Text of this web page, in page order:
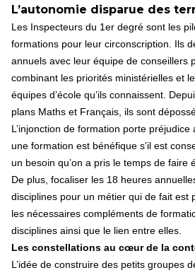
L’autonomie disparue des
Les Inspecteurs du 1er degré sont les
formations pour leur circonscription. Ils
annuels avec leur équipe de conseillers
combinant les priorités ministérielles et
équipes d’école qu’ils connaissent.
plans Maths et Français, ils sont
L’injonction de formation porte
une formation est bénéfique s’il est
un besoin qu’on a pris le temps de faire
De plus, focaliser les 18 heures
disciplines pour un métier qui de fait est
les nécessaires compléments de
disciplines ainsi que le lien entre elles.
Les constellations au cœur de la
L’idée de construire des petits groupes